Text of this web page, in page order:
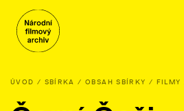
ÚVOD SBÍRKA OBSAH SBÍRKY FILMY